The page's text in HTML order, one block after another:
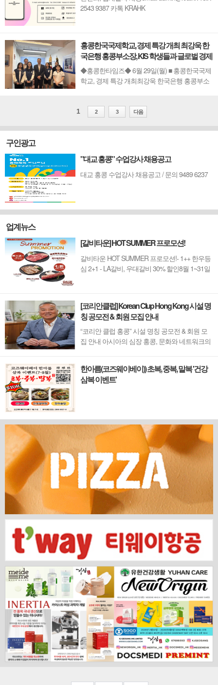
2543 9387 카톡 KRAHK
홍콩한국국제학교, 경제 특강 개최 최강욱 한
국은행 홍콩부소장, KIS 학생들과 글로벌 경제
흐름 짚다
◆홍콩한타임즈◆ 6월 29일(월) ■ 홍콩한국국제
학교, 경제 특강 개최최강욱 한국은행 홍콩부소
홍콩사무소 최강욱 부소장을 초청해 재학생들을
특강은 세계 금융의 중심지인 홍콩에서 활약하
1 2 3 다음
구인광고
"대교 홍콩" 수업강사 채용공고
대교 홍콩 수업강사 채용공고 / 문의 9489 6237
업계뉴스
[갈비타운] HOT SUMMER 프로모션!
갈비타운 HOT SUMMER 프로모션!- 1++ 한우등
심 2+1 - LA갈비, 우대갈비 30% 할인8월 1~31일
[코리안클럽] Korean Clup Hong Kong 시설 명
칭 공모전 & 회원 모집 안내
“코리안 클럽 홍콩” 시설 명칭 공모전 & 회원 모
집 안내 아시아의 심장 홍콩, 문화와 네트워크의
홍콩. 이 역동적인 글로벌 허브의 중심에서 한국
의 깊이 있는 문화유산과 세계적 감각을 잇는 새
한아름(코즈웨이베이)) 초복, 중복, 말복 '건강
삼복 이벤트'